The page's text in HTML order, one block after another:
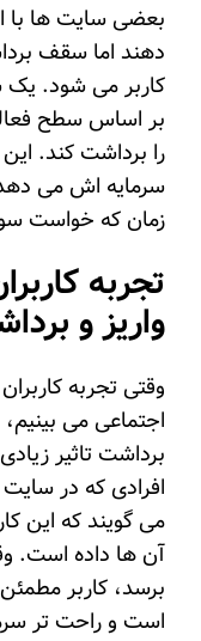
بعضی سایت ها با
دهند اما سقف
کاربر می شود. یک
بر اساس سطح
را برداشت کند.
سرمایه اش می
زمان که خواست
تجربه
واریز و
وقتی تجربه
اجتماعی می
برداشت تاثیر
افرادی که در
می گویند که این
آن ها داده است.
برسد، کاربر
است و راحت تر